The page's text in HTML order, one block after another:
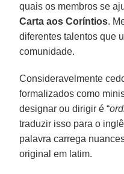
quais os membros se
Carta aos Coríntios.
diferentes talentos que
comunidade.
Consideravelmente
formalizados como
designar ou dirigir é “
traduzir isso para o
palavra carrega
original em latim.